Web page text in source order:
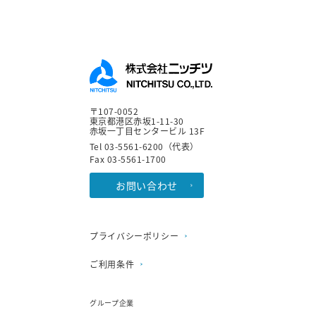
〒107-0052
東京都港区赤坂1-11-30
赤坂一丁目センタービル 13F
Tel 03-5561-6200（代表）
Fax 03-5561-1700
お問い合わせ
プライバシーポリシー
ご利用条件
グループ企業